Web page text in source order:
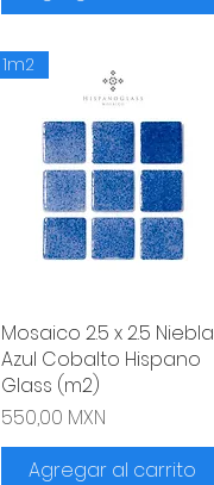
Vista rápida
1m2
Mosaico 2.5 x 2.5 Niebla
Azul Cobalto Hispano
Glass (m2)
Precio
550,00 MXN
Agregar al carrito